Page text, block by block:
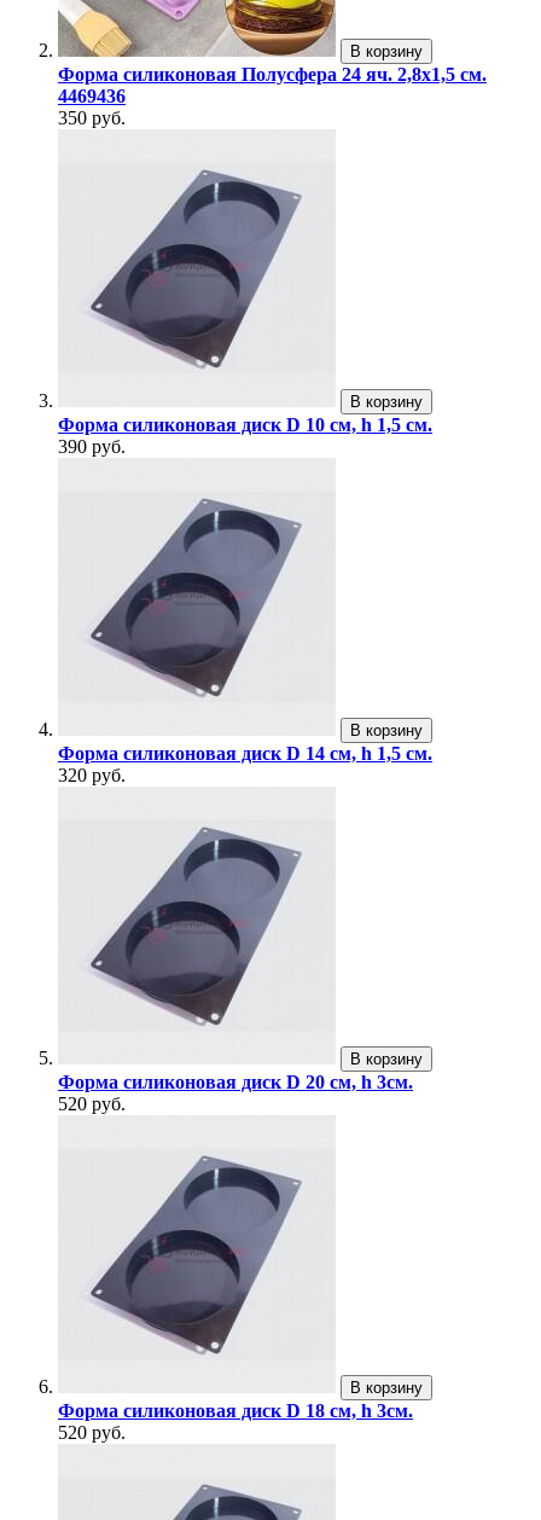
В корзину
Форма силиконовая Полусфера 24 яч. 2,8х1,5 см.
4469436
350 руб.
В корзину
Форма силиконовая диск D 10 см, h 1,5 см.
390 руб.
В корзину
Форма силиконовая диск D 14 см, h 1,5 см.
320 руб.
В корзину
Форма силиконовая диск D 20 см, h 3см.
520 руб.
В корзину
Форма силиконовая диск D 18 см, h 3см.
520 руб.